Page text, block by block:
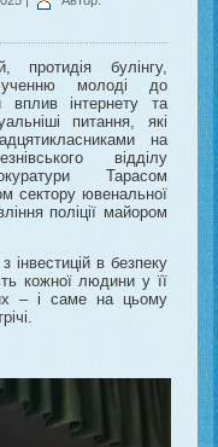
протидія булінгу,
молоді до
вплив інтернету та
питання, які
на
відділу
Тарасом
сектору ювенальної
поліції майором
інвестицій в безпеку
кожної людини у її
– і саме на цьому